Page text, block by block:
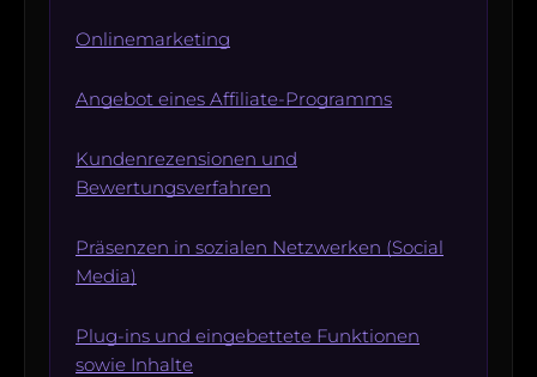
Onlinemarketing
Angebot eines Affiliate-Programms
Kundenrezensionen und
Bewertungsverfahren
Präsenzen in sozialen Netzwerken (Social
Media)
Plug-ins und eingebettete Funktionen
sowie Inhalte